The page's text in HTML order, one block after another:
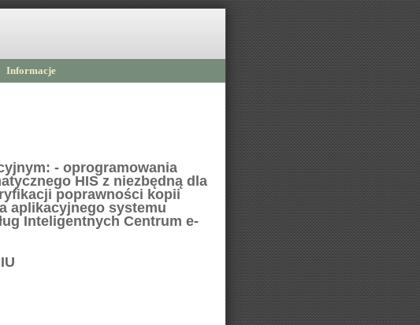
Informacje
- oprogramowania
HIS z niezbędną dla
poprawności kopii
aplikacyjnego systemu
Inteligentnych Centrum e-